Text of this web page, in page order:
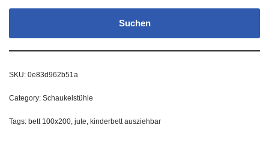
Suchen
SKU: 0e83d962b51a
Category: Schaukelstühle
Tags: bett 100x200, jute, kinderbett ausziehbar